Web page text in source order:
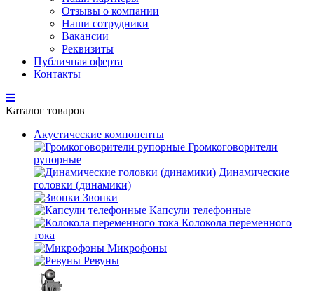
Отзывы о компании
Наши сотрудники
Вакансии
Реквизиты
Публичная оферта
Контакты
Каталог товаров
Акустические компоненты
Громкоговорители
рупорные
Динамические
головки (динамики)
Звонки
Капсули телефонные
Колокола переменного
тока
Микрофоны
Ревуны